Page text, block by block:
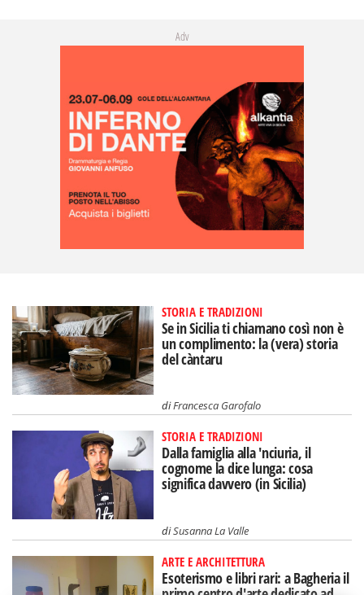
Adv
STORIA E TRADIZIONI
Se in Sicilia ti chiamano così non è
un complimento: la (vera) storia
del càntaru
diFrancesca Garofalo
STORIA E TRADIZIONI
Dalla famiglia alla 'nciuria, il
cognome la dice lunga: cosa
significa davvero (in Sicilia)
diSusanna La Valle
ARTE E ARCHITETTURA
Esoterismo e libri rari: a Bagheria il